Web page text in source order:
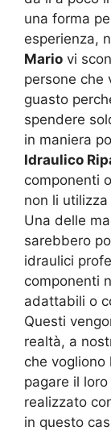
una forma
esperienza,
Mario vi
persone che
guasto
spendere
in maniera
Idraulico
componenti
non li utilizza
Una delle
sarebbero
idraulici
componenti
adattabili o
Questi
realtà, a
che vogliono
pagare il
realizzato
in questo